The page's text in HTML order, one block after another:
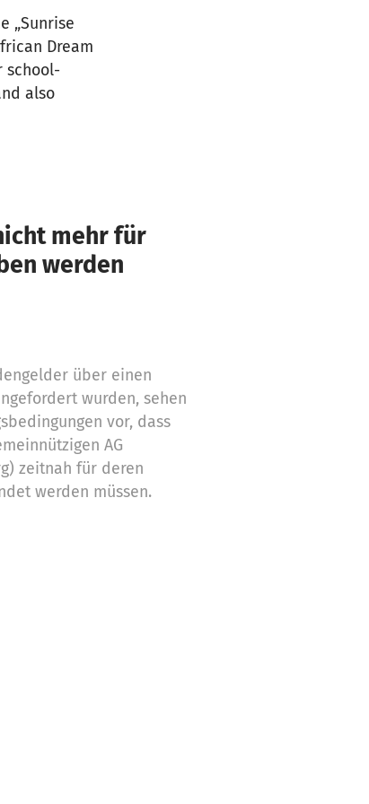
„Sunrise
Dream
school-
also
mehr für
werden
über einen
wurden, sehen
vor, dass
AG
zeitnah für deren
werden müssen.
verwendeten